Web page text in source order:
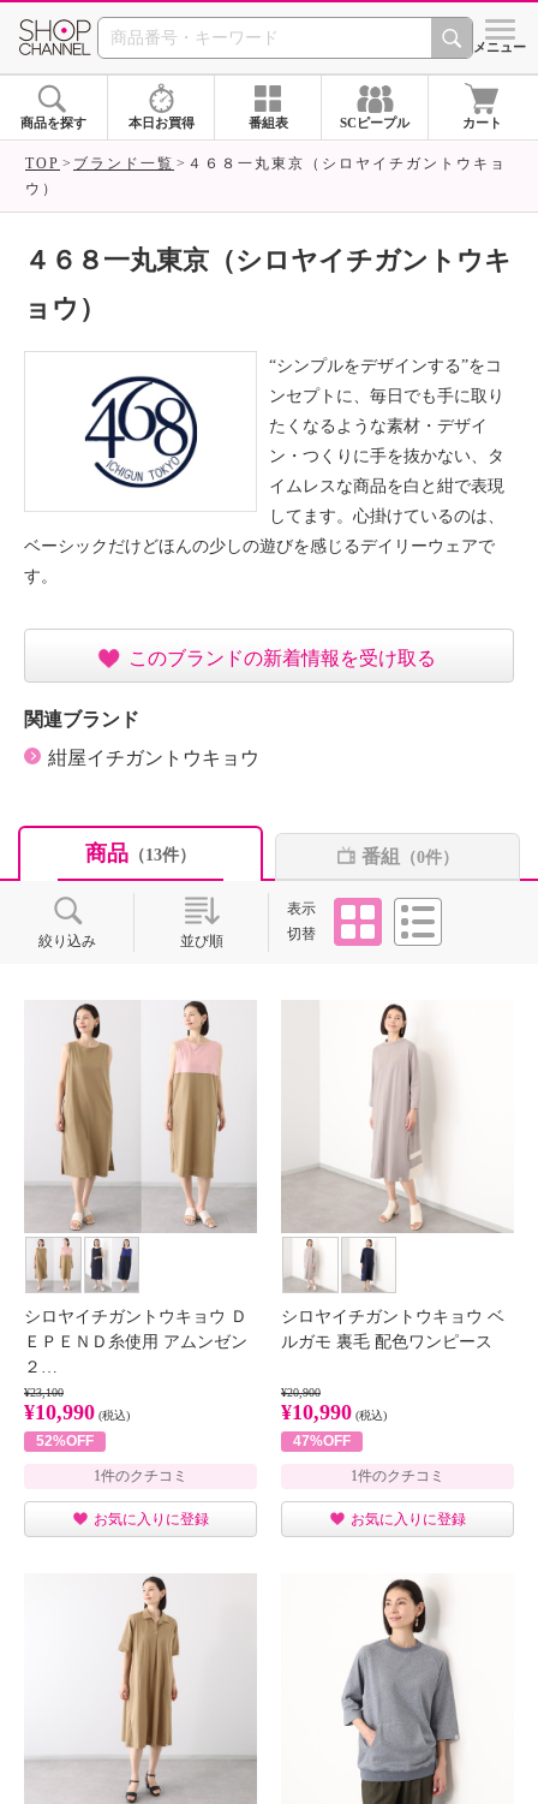
SHOP CHANNEL ショッ
メニュー
商品を探す 本日お買得 番組表 SCピープル カート
TOP ブランド一覧
４６８一丸東京（シロヤイチガントウキョ
ウ）
４６８一丸東京（シロヤイチガントウキ
ョウ）
“シンプルをデザインする”をコ
ンセプトに、毎日でも手に取り
たくなるような素材・デザイ
ン・つくりに手を抜かない、タ
イムレスな商品を白と紺で表現
してます。心掛けているのは、
ベーシックだけどほんの少しの遊びを感じるデイリーウェアで
す。
このブランドの新着情報を受け取る
関連ブランド
紺屋イチガントウキョウ
商品 （13件） 番組 （0件）
絞り込み 並び順
表示
切替
タイル
シロヤイチガントウキョウ Ｄ
ＥＰＥＮＤ糸使用 アムンゼン
２…
¥23,100
¥10,990 (税込)
52%OFF
1件のクチコミ
お気に入りに登録
シロヤイチガントウキョウ ベ
ルガモ 裏毛 配色ワンピース
¥20,900
¥10,990 (税込)
47%OFF
1件のクチコミ
お気に入りに登録